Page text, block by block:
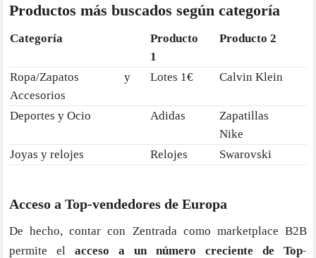
Productos más buscados según categoría
Categoría
Producto
1
Producto 2
Ropa/Zapatos y
Accesorios
Lotes 1€ Calvin Klein
Deportes y Ocio Adidas
Zapatillas
Nike
Joyas y relojes
Relojes Swarovski
Acceso a Top-vendedores de Europa
De hecho, contar con Zentrada como marketplace B2B
permite elacceso a un número creciente de Top-